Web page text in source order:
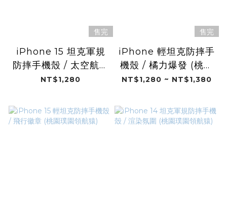
售完
iPhone 15 坦克軍規
防摔手機殼 / 太空航隊
(桃園璞園領航猿)
NT$1,280
售完
iPhone 輕坦克防摔手
機殼 / 橘力爆發 (桃園
璞園領航猿)
NT$1,280 ~ NT$1,380